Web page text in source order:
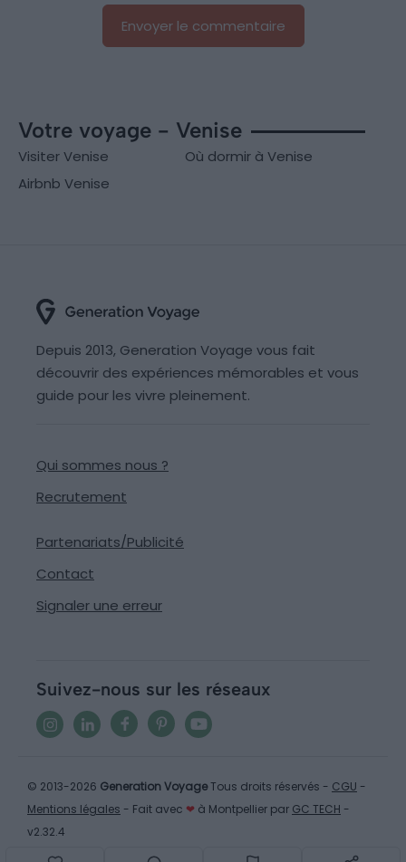
Votre voyage - Venise
Visiter Venise
Où dormir à Venise
Airbnb Venise
Depuis 2013, Generation Voyage vous fait
découvrir des expériences mémorables et vous
guide pour les vivre pleinement.
Qui sommes nous ?
Recrutement
Partenariats/Publicité
Contact
Signaler une erreur
Suivez-nous sur les réseaux
© 2013-2026 Generation VoyageTous droits réservés - CGU -
Mentions légales - Fait avec ❤ à Montpellier par GC TECH -
v2.32.4